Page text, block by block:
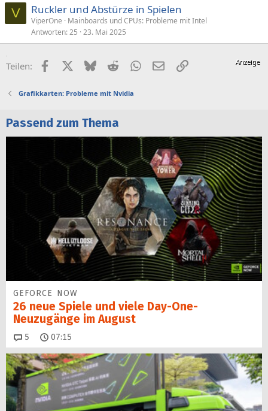
V Ruckler und Abstürze in Spielen
ViperOne
Mainboards und CPUs: Probleme mit Intel
Antworten 25 23. Mai 2025
Teilen: FacebookX (Twitter)
BlueskyRedditWhatsApp
E-MailLink
Grafikkarten: Probleme mit Nvidia
Passend zum Thema
GEFORCE NOW
26 neue Spiele und viele Day-One-
Neuzugänge im August
5 Kommentare
07:15